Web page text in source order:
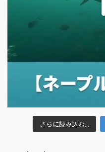
さらに読み込む...